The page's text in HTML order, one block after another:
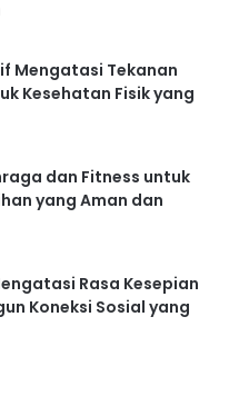
Mengatasi Tekanan
Kesehatan Fisik yang
dan Fitness untuk
yang Aman dan
Rasa Kesepian
Koneksi Sosial yang